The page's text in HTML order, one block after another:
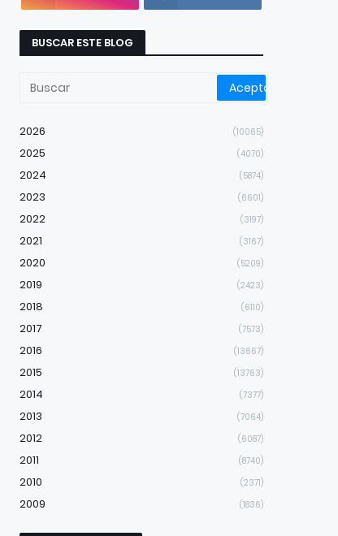
BUSCAR ESTE BLOG
2026 (10065)
2025 (4070)
2024 (5874)
2023 (6601)
2022 (3197)
2021 (3167)
2020 (5209)
2019 (2423)
2018 (6110)
2017 (7573)
2016 (13667)
2015 (13763)
2014 (7377)
2013 (7064)
2012 (6087)
2011 (8740)
2010 (2371)
2009 (1836)